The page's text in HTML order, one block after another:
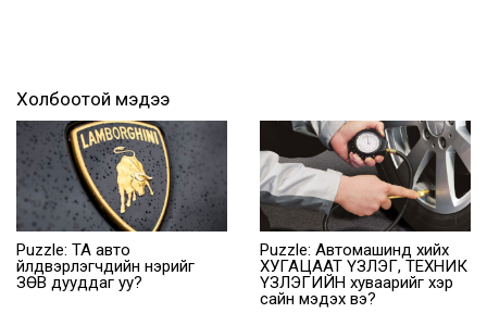
Холбоотой мэдээ
Puzzle: ТА авто
үйлдвэрлэгчдийн нэрийг
ЗӨВ дууддаг уу?
Puzzle: Автомашинд хийх
ХУГАЦААТ ҮЗЛЭГ, ТЕХНИК
ҮЗЛЭГИЙН хуваарийг хэр
сайн мэдэх вэ?